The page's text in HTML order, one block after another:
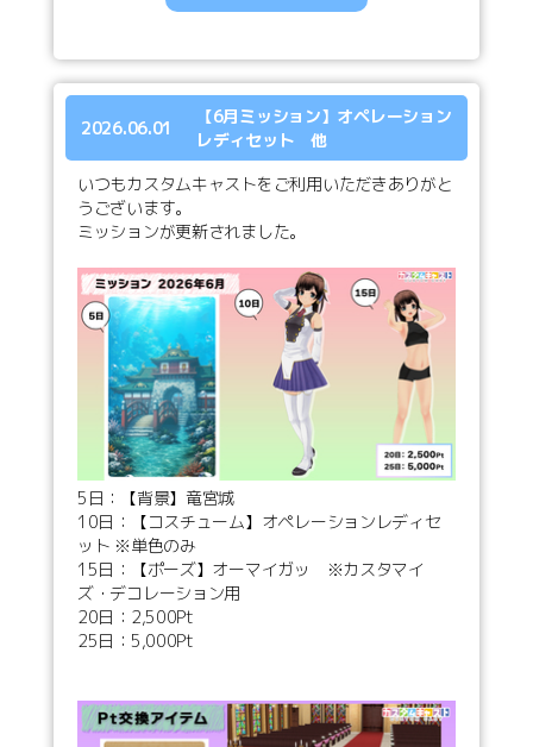
2026.06.01
【6月ミッション】オペレーション
レディセット 他
いつもカスタムキャストをご利用いただきありがと
うございます。
ミッションが更新されました。
5日：【背景】竜宮城
10日：【コスチューム】オペレーションレディセ
ット ※単色のみ
15日：【ポーズ】オーマイガッ ※カスタマイ
ズ・デコレーション用
20日：2,500Pt
25日：5,000Pt